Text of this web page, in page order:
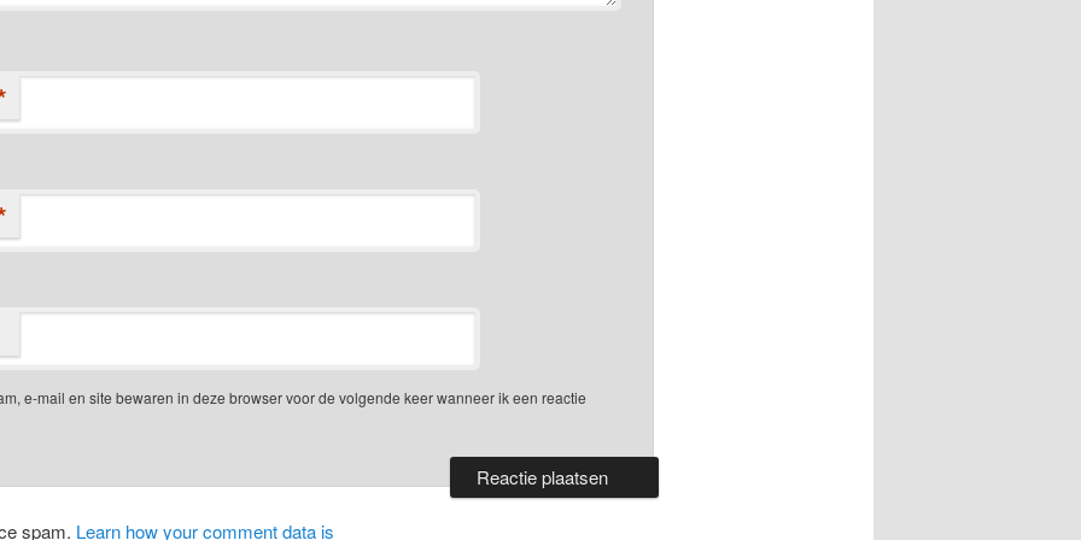
e-mail en site bewaren in deze browser voor de volgende keer wanneer ik een reactie
spam. Learn how your comment data is